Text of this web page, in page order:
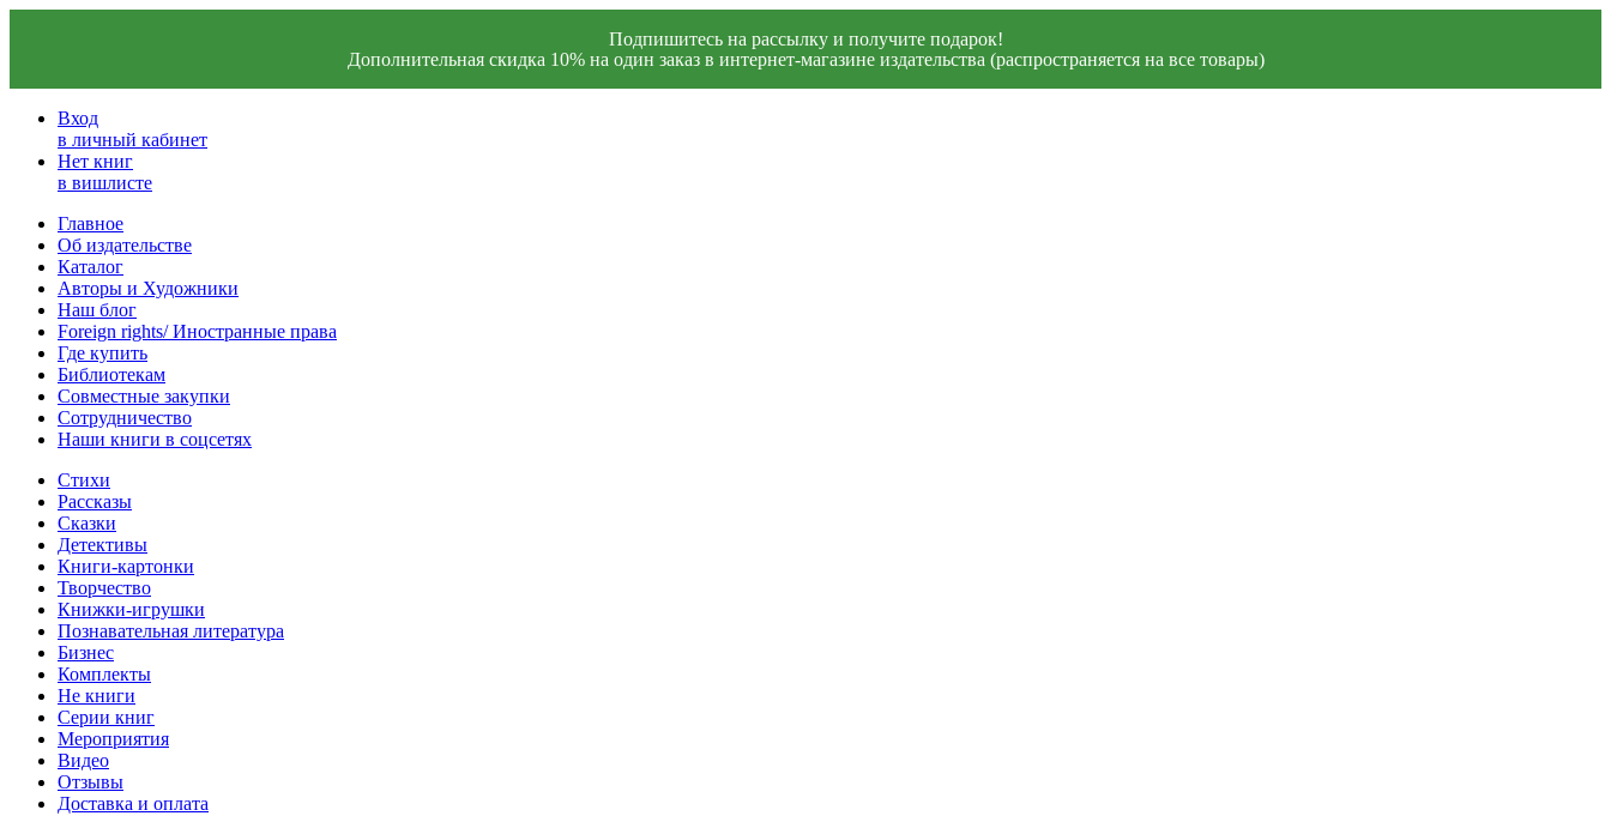
Подпишитесь на рассылку и получите подарок!
Дополнительная скидка 10% на один заказ в интернет-магазине издательства (распространяется на все товары)
Вход
в личный кабинет
Нет книг
в вишлисте
Главное
Об издательстве
Каталог
Авторы и Художники
Наш блог
Foreign rights/ Иностранные права
Где купить
Библиотекам
Совместные закупки
Сотрудничество
Наши книги в соцсетях
Стихи
Рассказы
Сказки
Детективы
Книги-картонки
Творчество
Книжки-игрушки
Познавательная литература
Бизнес
Комплекты
Не книги
Серии книг
Мероприятия
Видео
Отзывы
Доставка и оплата